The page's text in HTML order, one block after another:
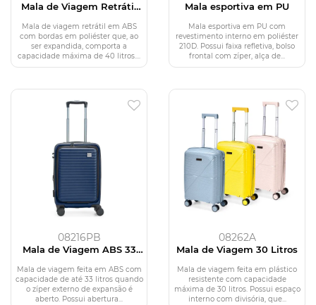
Mala de Viagem Retrátil
Mala de viagem retrátil em ABS
com bordas em poliéster que, ao
ser expandida, comporta a
capacidade máxima de 40 litros....
Mala esportiva em PU
Mala esportiva em PU com
revestimento interno em poliéster
210D. Possui faixa refletiva, bolso
frontal com zíper, alça de...
08216PB
Mala de Viagem ABS 33
Mala de viagem feita em ABS com
capacidade de até 33 litros quando
o zíper externo de expansão é
aberto. Possui abertura...
08262A
Mala de Viagem 30 Litros
Mala de viagem feita em plástico
resistente com capacidade
máxima de 30 litros. Possui espaço
interno com divisória, que...